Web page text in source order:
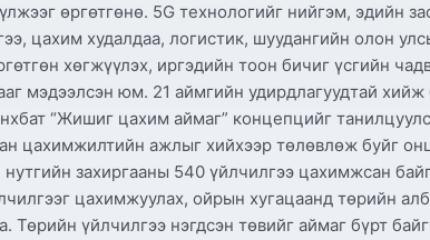
өргөтгөнө. 5G технологийг нийгэм, эдийн
цахим худалдаа, логистик, шуудангийн олон
хөгжүүлэх, иргэдийн тоон бичиг үсгийн
мэдээлсэн юм. 21 аймгийн удирдлагуудтай
“Жишиг цахим аймаг” концепцийг
цахимжилтийн ажлыг хийхээр төлөвлөж буйг
захиргааны 540 үйлчилгээ цахимжсан
цахимжуулах, ойрын хугацаанд төрийн
Төрийн үйлчилгээ нэгдсэн төвийг аймаг бүрт